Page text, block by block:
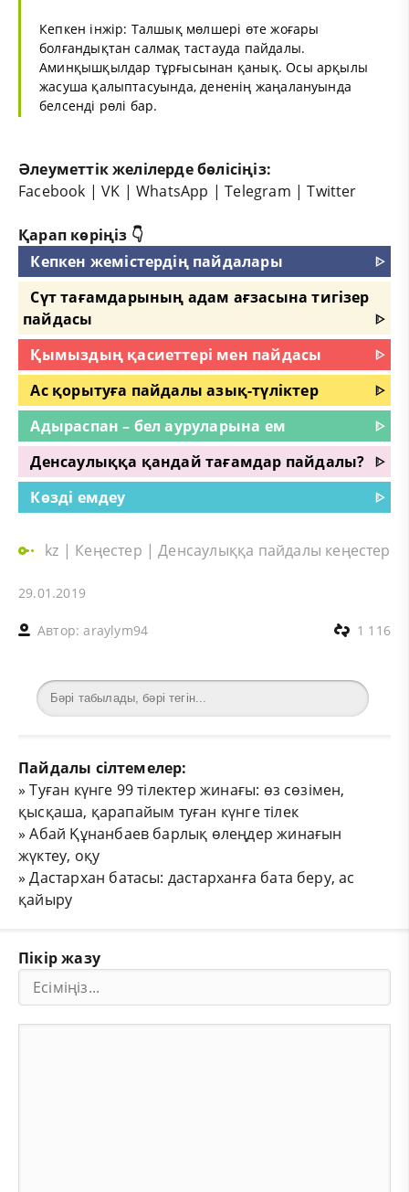
Кепкен інжір: Талшық мөлшері өте жоғары
болғандықтан салмақ тастауда пайдалы.
Аминқышқылдар тұрғысынан қанық. Осы арқылы
жасуша қалыптасуында, дененің жаңалануында
белсенді рөлі бар.
Әлеуметтік желілерде бөлісіңіз:
Facebook |VK |WhatsApp |Telegram |Twitter
Қарап көріңіз 👇
Кепкен жемістердің пайдалары
ᐈ
Сүт тағамдарының адам ағзасына тигізер
пайдасы
ᐈ
Қымыздың қасиеттері мен пайдасы
ᐈ
Ас қорытуға пайдалы азық-түліктер
ᐈ
Адыраспан – бел ауруларына ем
ᐈ
Денсаулыққа қандай тағамдар пайдалы? ᐈ
Көзді емдеу
ᐈ
kz | Кеңестер |Денсаулыққа пайдалы кеңестер
29.01.2019
Автор:araylym94 1 116
Пайдалы сілтемелер:
»Туған күнге 99 тілектер жинағы: өз сөзімен,
қысқаша, қарапайым туған күнге тілек
»Абай Құнанбаев барлық өлеңдер жинағын
жүктеу, оқу
»Дастархан батасы: дастарханға бата беру, ас
қайыру
Пікір жазу